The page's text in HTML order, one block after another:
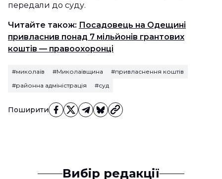
Поширити
передали до суду.
Читайте також: Посадовець на Одещині
привласнив понад 7 мільйонів грантових
коштів — правоохоронці
#миколаїв #Миколаївщина
#привласнення коштів
#районна адміністрація
#суд
Вибір редакції